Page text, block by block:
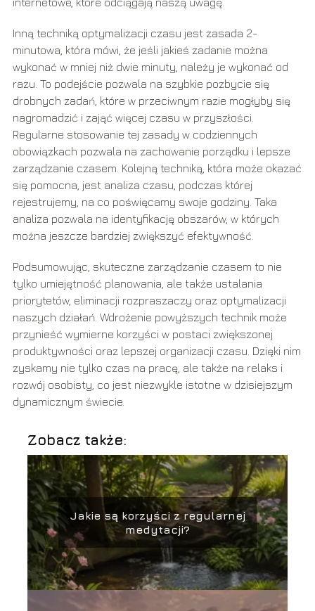
Inną techniką optymalizacji czasu jest zasada 2-
minutowa, która mówi, że jeśli jakieś zadanie można
wykonać w mniej niż dwie minuty, należy je wykonać od
razu. To podejście pozwala na szybkie pozbycie się
drobnych zadań, które w przeciwnym razie mogłyby się
nagromadzić i zająć więcej czasu w przyszłości.
Regularne stosowanie tej zasady w codziennych
obowiązkach pozwala na zachowanie porządku i lepsze
zarządzanie czasem. Kolejną techniką, która może okazać
się pomocna, jest analiza czasu, podczas której
rejestrujemy, na co poświęcamy swoje godziny. Taka
analiza pozwala na identyfikację obszarów, w których
można jeszcze bardziej zwiększyć efektywność.
Podsumowując, skuteczne zarządzanie czasem to nie
tylko umiejętność planowania, ale także ustalania
priorytetów, eliminacji rozpraszaczy oraz optymalizacji
naszych działań. Wdrożenie powyższych technik może
przynieść wymierne korzyści w postaci zwiększonej
produktywności oraz lepszej organizacji czasu. Dzięki nim
zyskamy nie tylko czas na pracę, ale także na relaks i
rozwój osobisty, co jest niezwykle istotne w dzisiejszym
dynamicznym świecie.
Zobacz także:
Jakie są korzyści z regularnej
medytacji?